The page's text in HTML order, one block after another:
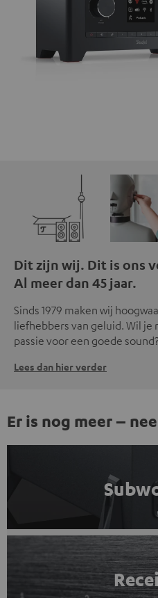
Dit zijn wij. Dit is ons
Al meer dan 45 jaar.
Sinds 1979 maken wij
liefhebbers van geluid. Wil je
passie voor een goede
Lees dan hier verder
Er is nog meer –